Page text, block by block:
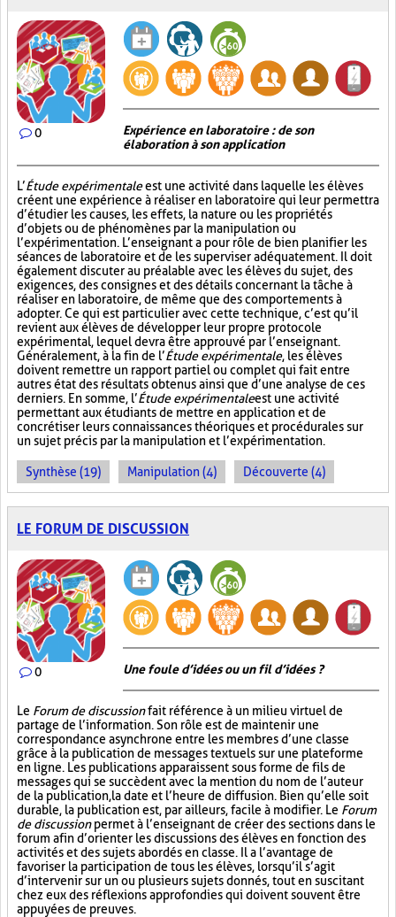
0
Expérience en laboratoire : de son
élaboration à son application
L’Étude expérimentaleest une activité dans laquelle les élèves
créent une expérience à réaliser en laboratoire qui leur permettra
d’étudier les causes, les effets, la nature ou les propriétés
d’objets ou de phénomènes par la manipulation ou
l’expérimentation. L’enseignant a pour rôle de bien planifier les
séances de laboratoire et de les superviser adéquatement. Il doit
également discuter au préalable avec les élèves du sujet, des
exigences, des consignes et des détails concernant la tâche à
réaliser en laboratoire, de même que des comportements à
adopter. Ce qui est particulier avec cette technique, c’est qu’il
revient aux élèves de développer leur propre protocole
expérimental, lequel devra être approuvé par l’enseignant.
Généralement, à la fin de l’Étude expérimentale, les élèves
doivent remettre un rapport partiel ou complet qui fait entre
autres état des résultats obtenus ainsi que d’une analyse de ces
derniers. En somme, l’Étude expérimentaleest une activité
permettant aux étudiants de mettre en application et de
concrétiser leurs connaissances théoriques et procédurales sur
un sujet précis par la manipulation et l’expérimentation.
Synthèse (19) Manipulation (4) Découverte (4)
LE FORUM DE DISCUSSION
0 Une foule d’idées ou un fil d’idées ?
Le Forum de discussionfait référence à un milieu virtuel de
partage de l’information. Son rôle est de maintenir une
correspondance asynchrone entre les membres d’une classe
grâce à la publication de messages textuels sur une plateforme
en ligne. Les publications apparaissent sous forme de fils de
messages qui se succèdent avec la mention du nom de l’auteur
de la publication, la date et l’heure de diffusion. Bien qu’elle soit
durable, la publication est, par ailleurs, facile à modifier. Le Forum
de discussionpermet à l’enseignant de créer des sections dans le
forum afin d’orienter les discussions des élèves en fonction des
activités et des sujets abordés en classe. Il a l’avantage de
favoriser la participation de tous les élèves, lorsqu’il s’agit
d’intervenir sur un ou plusieurs sujets donnés, tout en suscitant
chez eux des réflexions approfondies qui doivent souvent être
appuyées de preuves.